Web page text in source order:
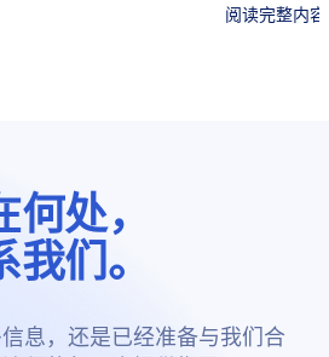
阅读完整内容
处，
们。
息，还是已经准备与我们合